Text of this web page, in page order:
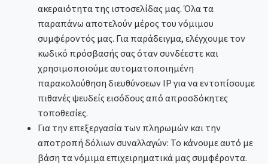
ακεραιότητα της ιστοσελίδας μας. Όλα τα
παραπάνω αποτελούν μέρος του νόμιμου
συμφέροντός μας. Για παράδειγμα, ελέγχουμε τον
κωδικό πρόσβασής σας όταν συνδέεστε και
χρησιμοποιούμε αυτοματοποιημένη
παρακολούθηση διευθύνσεων IP για να εντοπίσουμε
πιθανές ψευδείς εισόδους από απροσδόκητες
τοποθεσίες.
Για την επεξεργασία των πληρωμών και την
αποτροπή δόλιων συναλλαγών: Το κάνουμε αυτό με
βάση τα νόμιμα επιχειρηματικά μας συμφέροντα.